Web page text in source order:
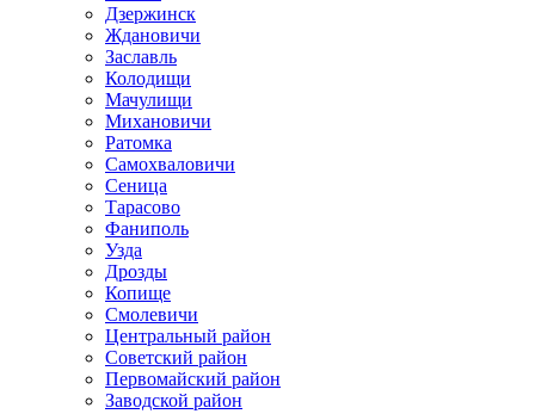
Дзержинск
Ждановичи
Заславль
Колодищи
Мачулищи
Михановичи
Ратомка
Самохваловичи
Сеница
Тарасово
Фаниполь
Узда
Дрозды
Копище
Смолевичи
Центральный район
Советский район
Первомайский район
Заводской район